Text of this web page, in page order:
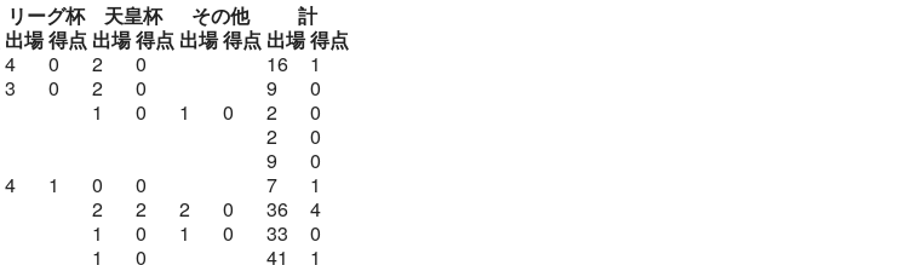
リーグ杯 天皇杯 その他
計
出場得点 出場得点 出場得点 出場得点
4 0 2 0 16
1
3 0 2 0 9
0
1 0 1 0 2
0
2
0
9
0
4 1 0 0 7
1
2 2 2 0 36
4
1 0 1 0 33
0
1 0 41
1